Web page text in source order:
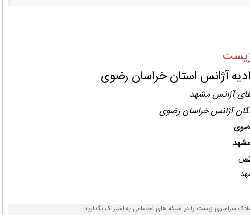
آژانس استان خراسان رضوی
آژانس مشهد
آژانس خراسان رضوی
سراسری زیست را در شبکه های اجتماعی به اشتراک بگذارید